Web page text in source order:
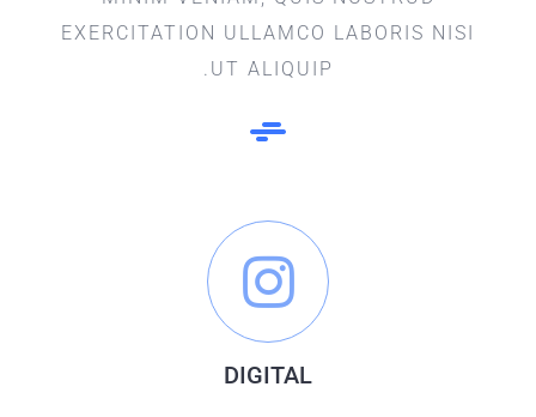
EXERCITATION ULLAMCO LABORIS NISI
UT ALIQUIP.
DIGITAL